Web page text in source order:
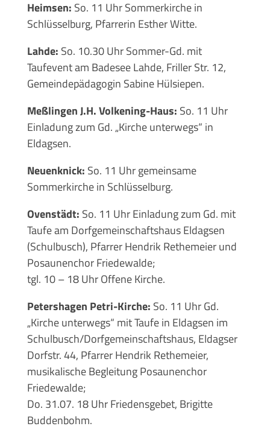
Heimsen: So. 11 Uhr Sommerkirche in
Schlüsselburg, Pfarrerin Esther Witte.
Lahde: So. 10.30 Uhr Sommer-Gd. mit
Taufevent am Badesee Lahde, Friller Str. 12,
Gemeindepädagogin Sabine Hülsiepen.
Meßlingen J.H. Volkening-Haus: So. 11 Uhr
Einladung zum Gd. „Kirche unterwegs“ in
Eldagsen.
Neuenknick: So. 11 Uhr gemeinsame
Sommerkirche in Schlüsselburg.
Ovenstädt: So. 11 Uhr Einladung zum Gd. mit
Taufe am Dorfgemeinschaftshaus Eldagsen
(Schulbusch), Pfarrer Hendrik Rethemeier und
Posaunenchor Friedewalde;
tgl. 10 – 18 Uhr Offene Kirche.
Petershagen Petri-Kirche: So. 11 Uhr Gd.
„Kirche unterwegs“ mit Taufe in Eldagsen im
Schulbusch/Dorfgemeinschaftshaus, Eldagser
Dorfstr. 44, Pfarrer Hendrik Rethemeier,
musikalische Begleitung Posaunenchor
Friedewalde;
Do. 31.07. 18 Uhr Friedensgebet, Brigitte
Buddenbohm.